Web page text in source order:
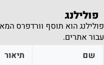
פולילנג
פולילנג הוא תוסף וורדפרס
עבור אתרים.
שם
תיאור